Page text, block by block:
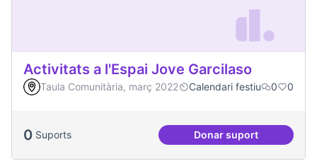
Activitats a l'Espai Jove Garcilaso
Taula Comunitària, març 2022 Calendari festiu 0 0
0 Suports Donar suportActivitats a l'Espai